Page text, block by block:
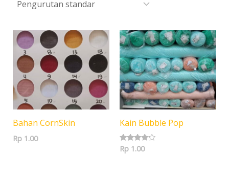
Bahan CornSkin
Rp1.00
Kain Bubble Pop
Dinilai
4.00
Rp 1.00